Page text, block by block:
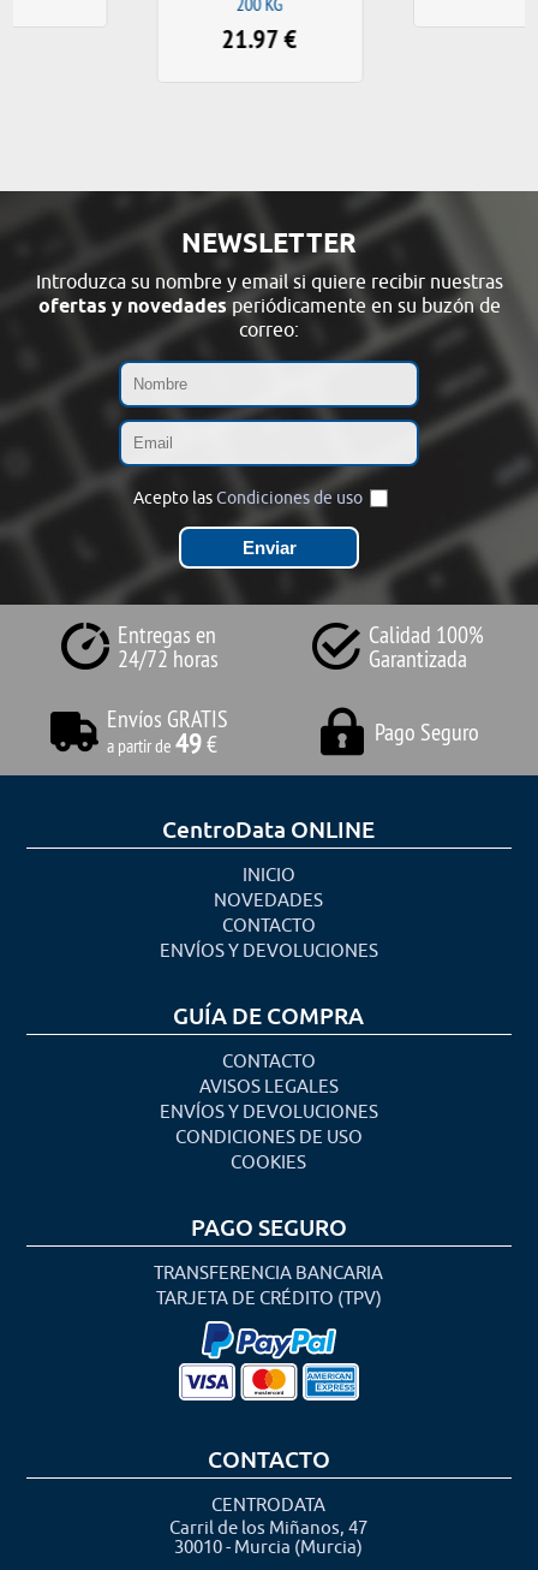
NEWSLETTER
Introduzca su nombre y email si quiere recibir nuestras
ofertas y novedades periódicamente en su buzón de
correo:
Acepto lasCondiciones de uso
Entregas en
24/72 horas
Calidad 100%
Garantizada
Envíos GRATIS
a partir de49€ Pago Seguro
CentroData ONLINE
INICIO
NOVEDADES
CONTACTO
ENVÍOS Y DEVOLUCIONES
GUÍA DE COMPRA
CONTACTO
AVISOS LEGALES
ENVÍOS Y DEVOLUCIONES
CONDICIONES DE USO
COOKIES
PAGO SEGURO
TRANSFERENCIA BANCARIA
TARJETA DE CRÉDITO (TPV)
CONTACTO
CENTRODATA
Carril de los Miñanos, 47
30010 - Murcia (Murcia)